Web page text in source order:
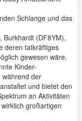
Schlange und das
Burkhardt (DF8YM),
deren tatkräftiges
gewesen wäre.
Kinder-
während der
und bietet den
an Aktivitäten
großartigen